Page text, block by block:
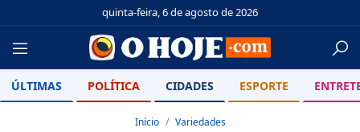
quinta-feira, 6 de agosto de 2026
ÚLTIMAS POLÍTICA CIDADES ESPORTE
Início
Variedades